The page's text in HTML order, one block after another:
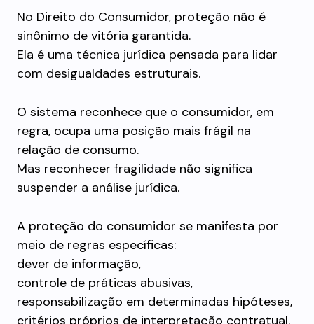
No Direito do Consumidor, proteção não é
sinônimo de vitória garantida.
Ela é uma técnica jurídica pensada para lidar
com desigualdades estruturais.
O sistema reconhece que o consumidor, em
regra, ocupa uma posição mais frágil na
relação de consumo.
Mas reconhecer fragilidade não significa
suspender a análise jurídica.
A proteção do consumidor se manifesta por
meio de regras específicas:
dever de informação,
controle de práticas abusivas,
responsabilização em determinadas hipóteses,
critérios próprios de interpretação contratual.